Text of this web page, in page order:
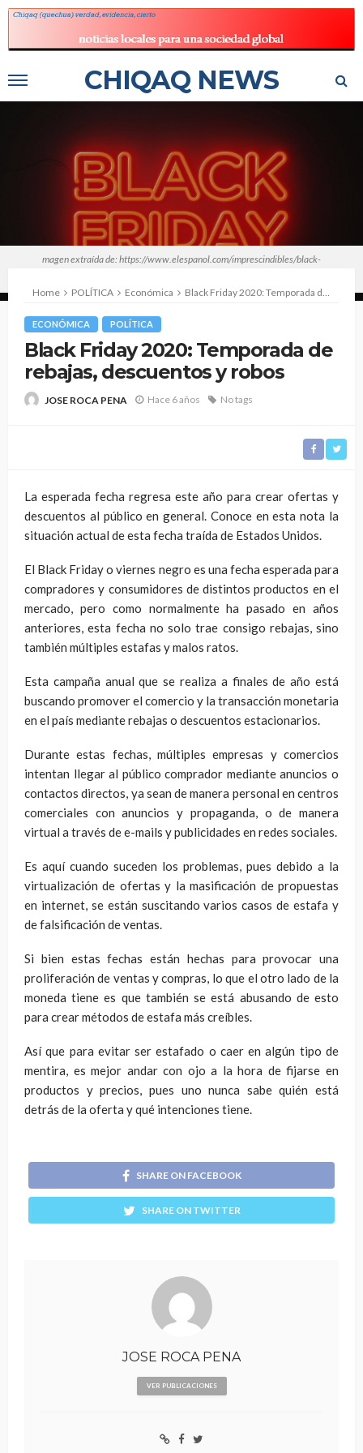
CHIQAQ NEWS
magen extraída de: https://www.elespanol.com/imprescindibles/black-
Home
POLÍTICA Económica Black Friday 2020: Temporada de rebajas, descuentos y robos
ECONÓMICA POLÍTICA
Black Friday 2020: Temporada de
rebajas, descuentos y robos
JOSE ROCA PENA Hace 6 años No tags
La esperada fecha regresa este año para crear ofertas y
descuentos al público en general. Conoce en esta nota la
situación actual de esta fecha traída de Estados Unidos.
El Black Friday o viernes negro es una fecha esperada para
compradores y consumidores de distintos productos en el
mercado, pero como normalmente ha pasado en años
anteriores, esta fecha no solo trae consigo rebajas, sino
también múltiples estafas y malos ratos.
Esta campaña anual que se realiza a finales de año está
buscando promover el comercio y la transacción monetaria
en el país mediante rebajas o descuentos estacionarios.
Durante estas fechas, múltiples empresas y comercios
intentan llegar al público comprador mediante anuncios o
contactos directos, ya sean de manera personal en centros
comerciales con anuncios y propaganda, o de manera
virtual a través de e-mails y publicidades en redes sociales.
Es aquí cuando suceden los problemas, pues debido a la
virtualización de ofertas y la masificación de propuestas
en internet, se están suscitando varios casos de estafa y
de falsificación de ventas.
Si bien estas fechas están hechas para provocar una
proliferación de ventas y compras, lo que el otro lado de la
moneda tiene es que también se está abusando de esto
para crear métodos de estafa más creíbles.
Así que para evitar ser estafado o caer en algún tipo de
mentira, es mejor andar con ojo a la hora de fijarse en
productos y precios, pues uno nunca sabe quién está
detrás de la oferta y qué intenciones tiene.
SHARE ON FACEBOOK
SHARE ON TWITTER
JOSE ROCA PENA
VER PUBLICACIONES